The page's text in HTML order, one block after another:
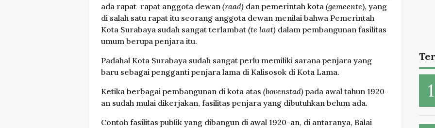
ada rapat-rapat anggota dewan (raad) dan pemerintah kota (gemeente), yang
di salah satu rapat itu seorang anggota dewan menilai bahwa Pemerintah
Kota Surabaya sudah sangat terlambat (te laat) dalam pembangunan fasilitas
umum berupa penjara itu.
Padahal Kota Surabaya sudah sangat perlu memiliki sarana penjara yang
baru sebagai pengganti penjara lama di Kalisosok di Kota Lama.
Ketika berbagai pembangunan di kota atas (bovenstad) pada awal tahun 1920-
an sudah mulai dikerjakan, fasilitas penjara yang dibutuhkan belum ada.
Contoh fasilitas publik yang dibangun di awal 1920-an, di antaranya, Balai